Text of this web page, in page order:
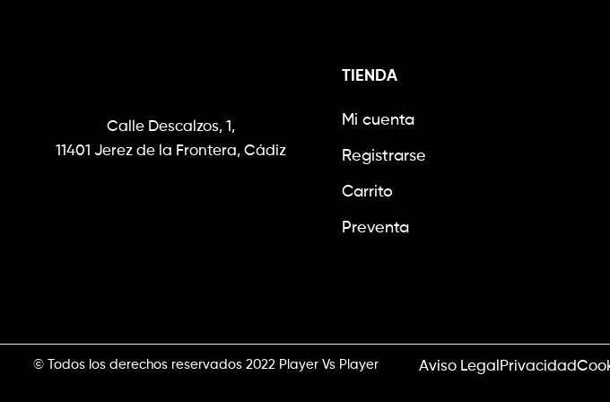
Calle Descalzos, 1,
11401 Jerez de la Frontera, Cádiz
TIENDA
Mi cuenta
Registrarse
Carrito
Preventa
© Todos los derechos reservados 2022 Player Vs Player Aviso LegalPrivacidad